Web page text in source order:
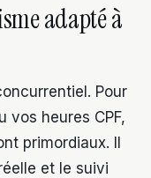
adapté à
Pour
vos heures CPF,
primordiaux. Il
et le suivi